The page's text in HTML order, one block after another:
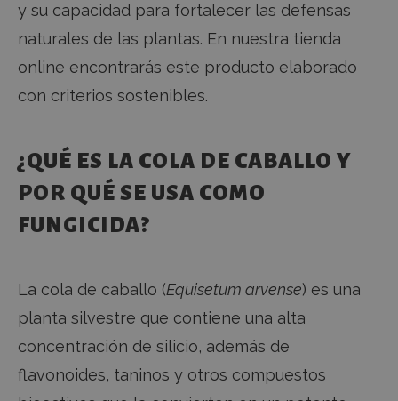
y su capacidad para fortalecer las defensas
naturales de las plantas. En nuestra tienda
online encontrarás este producto elaborado
con criterios sostenibles.
¿QUÉ ES LA COLA DE CABALLO Y
POR QUÉ SE USA COMO
FUNGICIDA?
La cola de caballo (Equisetum arvense) es una
planta silvestre que contiene una alta
concentración de silicio, además de
flavonoides, taninos y otros compuestos